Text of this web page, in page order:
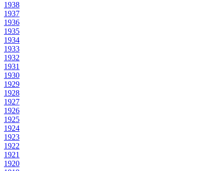
1938
1937
1936
1935
1934
1933
1932
1931
1930
1929
1928
1927
1926
1925
1924
1923
1922
1921
1920